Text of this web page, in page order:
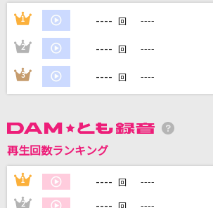
カラオケ最新情報をチェック！
1 ---- 回 ----
2 ---- 回 ----
3 ---- 回 ----
再生回数ランキング
1 ---- 回 ----
2 ---- ----